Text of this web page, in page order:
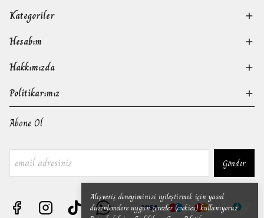
Alışveriş deneyiminizi iyileştirmek için yasal
düzenlemelere uygun çerezler (cookies) kullanıyoruz.
Kategoriler
Hesabım
Hakkımızda
Politikarımız
Abone Ol
Gönder